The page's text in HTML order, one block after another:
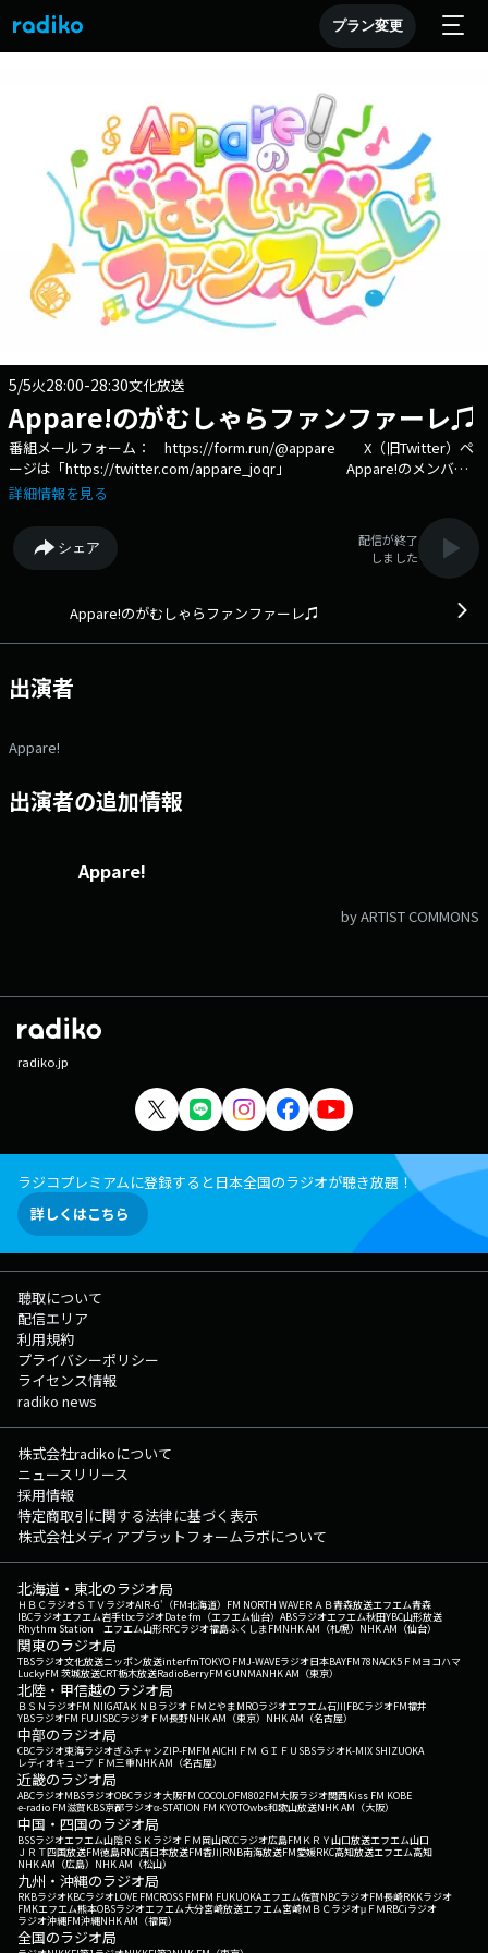
プラン変更
5/5火28:00-28:30文化放送
Appare!のがむしゃらファンファーレ♫
番組メールフォーム： https://form.run/@appare X（旧Twitter）ペ
ージは「https://twitter.com/appare_joqr」 Appare!のメンバー
ががむしゃらにトークを繰り広げる30分！ Appare!の最新情報をお届け
さん！ 楽屋で喋っているかのような仲良しトークも必聴です！ 文
化放送公式X（旧Twitter）アカウントは「@joqrpr」 文化放送公式X（旧
Twitter）ハッシュタグは「#文化放送」 文化放送公式facebookページ
「@joqr_916」
詳細情報を見る
シェア
配信が終了
しました
Appare!のがむしゃらファンファーレ♫
出演者
Appare!
出演者の追加情報
Appare!
by ARTIST COMMONS
radiko.jp
ラジコプレミアムに登録すると日本全国のラジオが聴き放題！
詳しくはこちら
聴取について
配信エリア
利用規約
プライバシーポリシー
ライセンス情報
radiko news
株式会社radikoについて
ニュースリリース
採用情報
特定商取引に関する法律に基づく表示
株式会社メディアプラットフォームラボについて
北海道・東北のラジオ局
ＨＢＣラジオＳＴＶラジオAIR-G'（FM北海道） FM NORTH WAVEＲＡＢ青森放送エフエム青森
IBCラジオエフエム岩手tbcラジオDate fm（エフエム仙台） ABSラジオエフエム秋田YBC山形放送
Rhythm Station エフエム山形RFCラジオ福島ふくしまFMNHK AM（札幌） NHK AM（仙台）
関東のラジオ局
TBSラジオ文化放送ニッポン放送interfmTOKYO FMJ-WAVEラジオ日本BAYFM78NACK5 ＦＭヨコハマ
LuckyFM 茨城放送CRT栃木放送RadioBerryFM GUNMANHK AM（東京）
北陸・甲信越のラジオ局
ＢＳＮラジオFM NIIGATAＫＮＢラジオ ＦＭとやまMROラジオエフエム石川FBCラジオFM福井
YBSラジオFM FUJISBCラジオ ＦＭ長野NHK AM（東京） NHK AM（名古屋）
中部のラジオ局
CBCラジオ東海ラジオぎふチャンZIP-FMFM AICHI ＦＭ ＧＩＦＵ SBSラジオK-MIX SHIZUOKA
レディオキューブ ＦＭ三重NHK AM（名古屋）
近畿のラジオ局
ABCラジオMBSラジオOBCラジオ大阪FM COCOLOFM802FM大阪ラジオ関西Kiss FM KOBE
e-radio FM滋賀KBS京都ラジオα-STATION FM KYOTOwbs和歌山放送NHK AM（大阪）
中国・四国のラジオ局
BSSラジオエフエム山陰ＲＳＫラジオ ＦＭ岡山RCCラジオ広島FM ＫＲＹ山口放送エフエム山口
ＪＲＴ四国放送FM徳島RNC西日本放送FM香川RNB南海放送FM愛媛RKC高知放送エフエム高知
NHK AM（広島） NHK AM（松山）
九州・沖縄のラジオ局
RKBラジオKBCラジオLOVE FMCROSS FMFM FUKUOKAエフエム佐賀NBCラジオFM長崎RKKラジオ
FMKエフエム熊本OBSラジオエフエム大分宮崎放送エフエム宮崎ＭＢＣラジオμＦＭRBCiラジオ
ラジオ沖縄FM沖縄NHK AM（福岡）
全国のラジオ局